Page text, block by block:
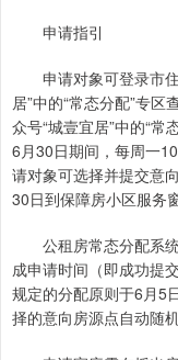
申请指引
申请对象可登录市住
居”中的“常态分配”专
众号“城壹宜居”中的“
6月30日期间，每周一
请对象可选择并提交意
30日到保障房小区服务
公租房常态分配系统
成申请时间（即成功提
规定的分配原则于6月5
择的意向房源点自动随